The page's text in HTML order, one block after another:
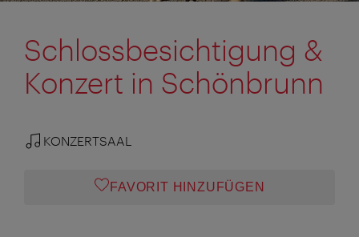
Schlossbesichtigung &
Konzert in Schönbrunn
KONZERTSAAL
FAVORIT HINZUFÜGEN